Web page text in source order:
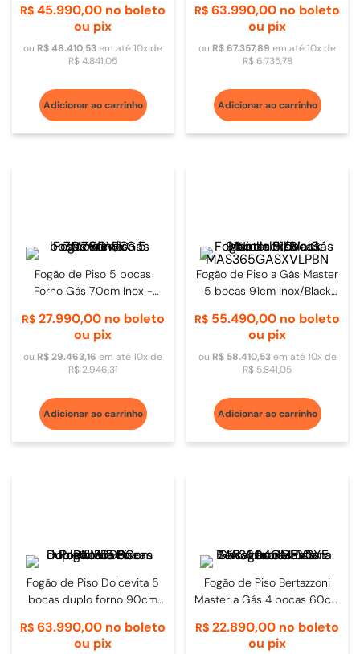
R$ 45.990,00 no boleto
ou pix
ou R$48.410,53em até10x de
R$4.841,05
Adicionar ao carrinho
RBPD96MFT/CI
R$ 63.990,00 no boleto
ou pix
ou R$67.357,89 em até10x de
R$ 6.735,78
Adicionar ao carrinho
Fogão de Piso 5 bocas
Forno Gás 70cm Inox -
R$ 27.990,00no boleto
ou pix
ou R$29.463,16 em até10x de
R$ 2.946,31
Adicionar ao carrinho
Fogão de Piso a Gás Master
5 bocas 91cm Inox/Black
MAS365GASXVLPBN
R$ 55.490,00 no boleto
ou pix
ou R$ 58.410,53em até10x de
R$ 5.841,05
Adicionar ao carrinho
Fogão de Piso Dolcevita 5
bocas duplo forno 90cm
R$ 63.990,00 no boleto
ou pix
Fogão de Piso Bertazzoni
Master a Gás 4 bocas 60cm
R$ 22.890,00 no boleto
ou pix